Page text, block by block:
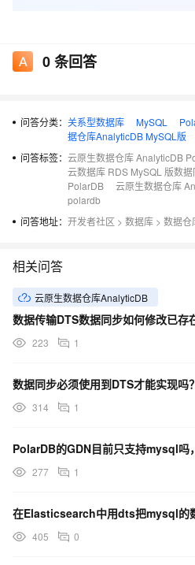
0条回答
问答分类： 关系型数据库 MySQL
据仓库AnalyticDB MySQL版
问答标签： 云原生数据仓库 AnalyticDB
云数据库 RDS MySQL 版数
PolarDB
云原生数据仓库
polardb
问答地址： 开发者社区 > 数据库 > 数据仓
相关问答
云原生数据仓库AnalyticDB
数据传输DTS数据同步如何修改已
223 1
数据同步必须使用到DTS才能实现吗？
314 1
PolarDB的GDN目前只支持mysql吗
277 1
405 0